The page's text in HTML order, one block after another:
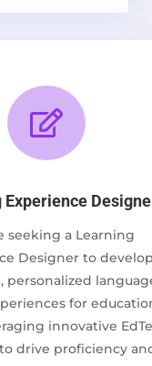

Experience
seeking a Learning
Designer to
personalized
for
innovative
drive proficiency